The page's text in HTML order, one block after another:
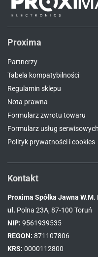
Proxima
Partnerzy
Tabela kompatybilności
Regulamin sklepu
Nota prawna
Formularz zwrotu towaru
Formularz usług serwisowych
Polityk prywatności i cookies
Kontakt
Proxima Spółka Jawna
ul. Polna 23A, 87-100 Toruń
NIP: 9561939535
REGON: 871107806
KRS: 0000112800